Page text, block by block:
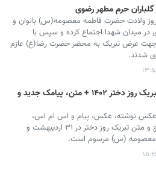
گلباران حرم مطهر رضوی
ولادت حضرت فاطمه معصومه(س) بانوان و
در میدان شهدا اجتماع کرده و سپس با
عرض تبریک به محضر حضرت رضا(ع) عازم
شدند.
تبریک روز دختر ۱۴۰۲ + متن، پیامک جدید و
عکس نوشته، عکس، پیام و اس ام اس،
استوری، مسیج و متن تبریک روز دختر در ۳۱ اردیبهشت و
معصومه (س) مرسوم است.